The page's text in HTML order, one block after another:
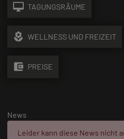
desktop_mac TAGUNGSRÄUME
local_florist WELLNESS UND FREIZEIT
account_balance_wallet PREISE
News
Fehler:
Leider kann diese News nicht